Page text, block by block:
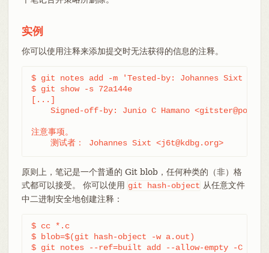
实例
你可以使用注释来添加提交时无法获得的信息的注释。
$ git notes add -m 'Tested-by: Johannes Sixt
$ git show -s 72a144e
[...]
Signed-off-by: Junio C Hamano
注意事项。
    测试者： Johannes Sixt <j6t@kdbg.org>
原则上，笔记是一个普通的 Git blob，任何种类的（非）格
式都可以接受。 你可以使用 git hash-object 从任意文件
中二进制安全地创建注释：
$ cc *.c
$ blob=$(git hash-object -w a.out)
$ git notes --ref=built add --allow-empty -C